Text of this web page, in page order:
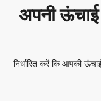
अपनी
निर्धारित करें कि आपकी